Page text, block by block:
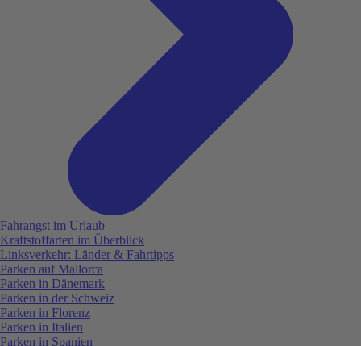
Fahrangst im Urlaub
Kraftstoffarten im Überblick
Linksverkehr: Länder & Fahrtipps
Parken auf Mallorca
Parken in Dänemark
Parken in der Schweiz
Parken in Florenz
Parken in Italien
Parken in Spanien